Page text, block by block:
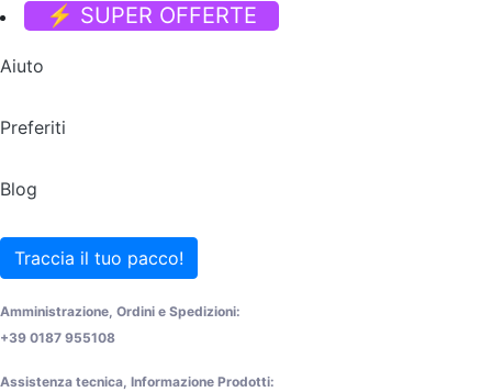
⚡ SUPER OFFERTE
Aiuto
Preferiti
Blog
Traccia il tuo pacco!
Amministrazione, Ordini e Spedizioni:
+39 0187 955108
Assistenza tecnica, Informazione Prodotti: